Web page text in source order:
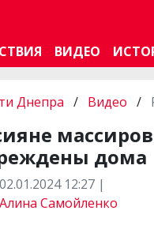
ВИДЕО
Днепра / Видео /
дома
02.01.2024 12:27 |
Алина Самойленко